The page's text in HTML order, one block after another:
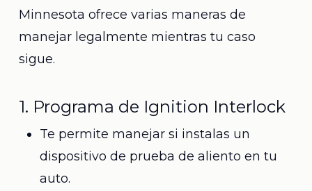
Minnesota ofrece varias maneras de
manejar legalmente mientras tu caso
sigue.
1. Programa de Ignition Interlock
Te permite manejar si instalas un
dispositivo de prueba de aliento en tu
auto.